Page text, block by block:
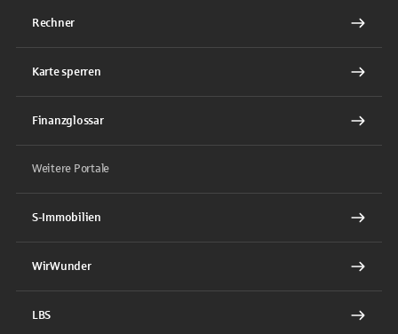
Rechner
Karte sperren
Finanzglossar
Weitere Portale
S-Immobilien
WirWunder
LBS